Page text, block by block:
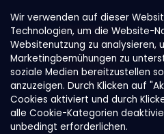
Wir verwenden auf dieser
Technologien, um die Website-
Websitenutzung zu analysieren,
Marketingbemühungen zu
soziale Medien bereitzustellen
anzuzeigen. Durch Klicken auf
Cookies aktiviert und durch
alle Cookie-Kategorien
unbedingt erforderlichen.